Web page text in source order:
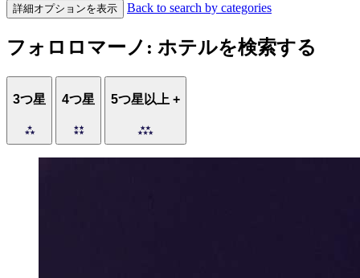
詳細オプションを表示 Back to search by categories
フォロロマーノ: ホテルを検索する
3つ星 4つ星 5つ星以上 +